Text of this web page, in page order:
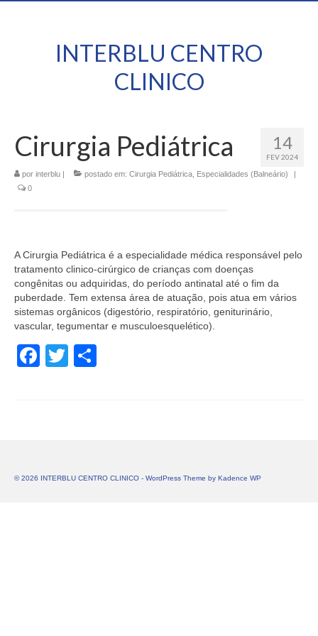
INTERBLU CENTRO
CLINICO
14
FEV 2024
Cirurgia Pediátrica
por interblu | postado em: Cirurgia Pediátrica Especialidades (Balneário)
|
0
A Cirurgia Pediátrica é a especialidade médica responsável pelo
tratamento clinico-cirúrgico de crianças com doenças
congênitas ou adquiridas, do período antinatal até o fim da
puberdade. Tem extensa área de atuação, pois atua em vários
sistemas orgânicos (digestório, respiratório, geniturinário,
vascular, tegumentar e musculoesquelético).
Facebook
Twitter
© 2026 INTERBLU CENTRO CLINICO - WordPress Theme by Kadence WP